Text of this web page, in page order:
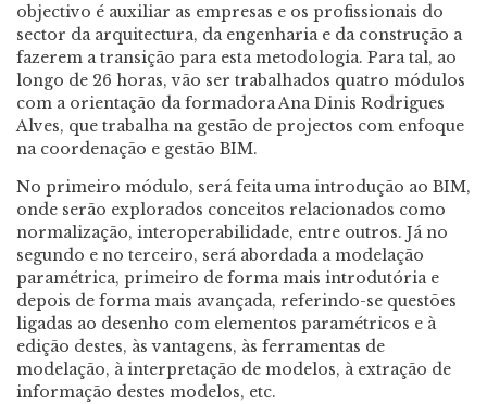
objectivo é auxiliar as empresas e os profissionais do
sector da arquitectura, da engenharia e da construção a
fazerem a transição para esta metodologia. Para tal, ao
longo de 26 horas, vão ser trabalhados quatro módulos
com a orientação da formadora Ana Dinis Rodrigues
Alves, que trabalha na gestão de projectos com enfoque
na coordenação e gestão BIM.
No primeiro módulo, será feita uma introdução ao BIM,
onde serão explorados conceitos relacionados como
normalização, interoperabilidade, entre outros. Já no
segundo e no terceiro, será abordada a modelação
paramétrica, primeiro de forma mais introdutória e
depois de forma mais avançada, referindo-se questões
ligadas ao desenho com elementos paramétricos e à
edição destes, às vantagens, às ferramentas de
modelação, à interpretação de modelos, à extração de
informação destes modelos, etc.